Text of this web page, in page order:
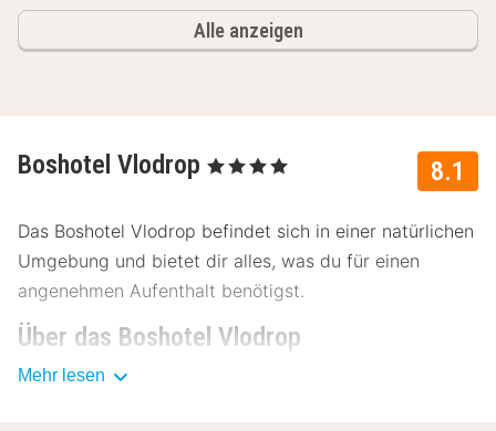
Alle anzeigen
8.1
Boshotel Vlodrop , 4 Sterne
Das Boshotel Vlodrop befindet sich in einer natürlichen
Umgebung und bietet dir alles, was du für einen
angenehmen Aufenthalt benötigst.
Über das Boshotel Vlodrop
Dieses Hotel mit zahlreichen Einrichtungen ist der
Mehr lesen